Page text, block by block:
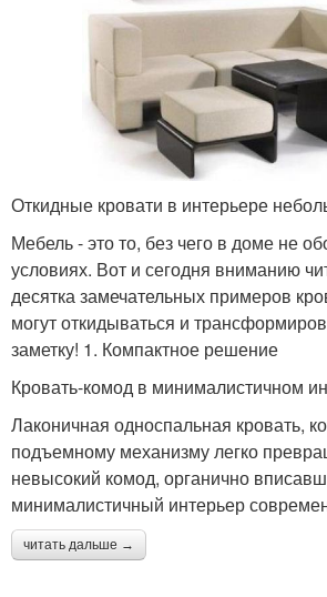
Откидные кровати в интерьере
Мебель - это то, без чего в доме не
условиях. Вот и сегодня вниманию
десятка замечательных примеров
могут откидываться и
заметку! 1. Компактное решение
Кровать-комод в минималистичном
Лаконичная односпальная кровать,
подъемному механизму легко
невысокий комод, органично
минималистичный интерьер
читать дальше →